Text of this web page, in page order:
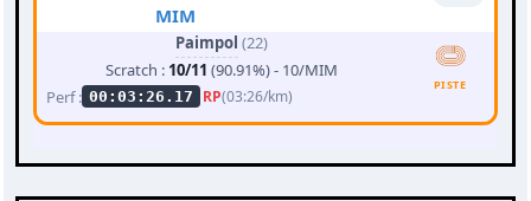
MIM
Paimpol (22)
Scratch : 10/11 (90.91%) - 10/MIM
Perf : 00:03:26.17 RP(03:26/km)
PISTE